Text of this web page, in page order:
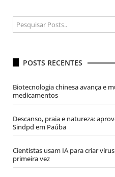
POSTS RECENTES
Biotecnologia chinesa avança e
medicamentos
Descanso, praia e natureza:
Sindpd em Paúba
Cientistas usam IA para criar
primeira vez